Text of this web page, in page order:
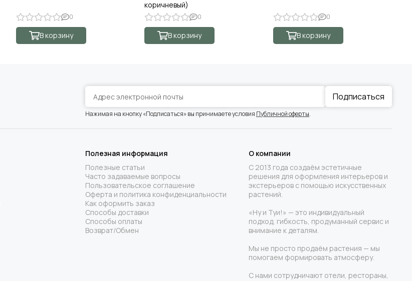
0
В корзину
коричневый)
0
В корзину
0
В корзину
Подписаться
Нажимая на кнопку «Подписаться» вы принимаете условия Публичной оферты.
Полезная информация
Полезные статьи
Часто задаваемые вопросы
Пользовательское соглашение
Оферта и политика конфиденциальности
Как оформить заказ
Способы доставки
Способы оплаты
Возврат/Обмен
О компании
С 2013 года создаём эстетичные
решения для оформления интерьеров и
экстерьеров с помощью искусственных
растений.
«Ну и Туи!» — это индивидуальный
подход, гибкость, продуманный сервис и
внимание к деталям.
Мы не просто продаём растения — мы
помогаем формировать атмосферу.
С нами сотрудничают отели, рестораны,